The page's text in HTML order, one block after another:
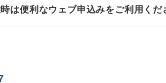
は便利なウェブ申込みをご利用くだ
介するホテルを指定したコースです。
ひとり様でバス席を2席利⽤できます。